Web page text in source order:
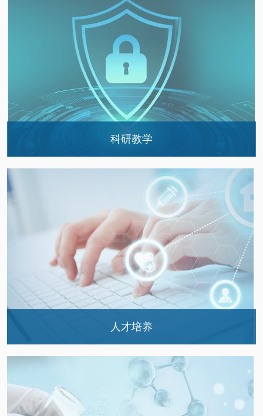
药物警戒
不良反应信息通报
科普宣教
科研教学
科研课题
卫计委临床药师培养
北京市住院药师规培
其他进修
著作教材
学术兼职
人才培养
药学部临床药师培训基地召开2020年度学员座…